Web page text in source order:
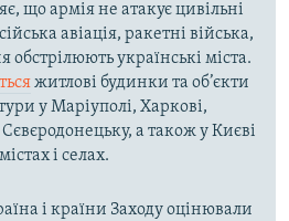
що армія не атакує цивільні
авіація, ракетні війська,
обстрілюють українські міста.
житлові будинки та об’єкти
у Маріуполі, Харкові,
а також у Києві
і селах.
і країни Заходу оцінювали